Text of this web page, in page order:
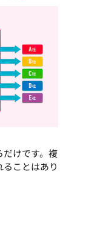
けです。複
ことはあり